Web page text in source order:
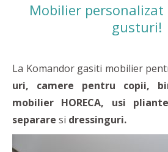
Mobilier
gusturi!
La Komandor gasiti mobilier
uri, camere pentru copii,
mobilier HORECA, usi
separare si dressinguri.